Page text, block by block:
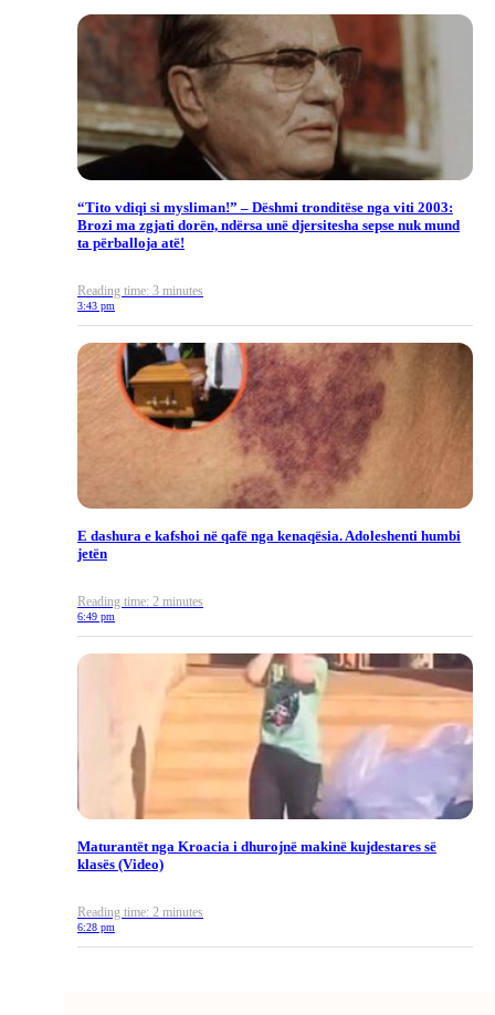
“Tito vdiqi si mysliman!” – Dëshmi tronditëse nga viti 2003:
Brozi ma zgjati dorën, ndërsa unë djersitesha sepse nuk mund
ta përballoja atë!
Reading time: 3 minutes
3:43 pm
E dashura e kafshoi në qafë nga kenaqësia. Adoleshenti humbi
jetën
Reading time: 2 minutes
6:49 pm
Maturantët nga Kroacia i dhurojnë makinë kujdestares së
klasës (Video)
Reading time: 2 minutes
6:28 pm